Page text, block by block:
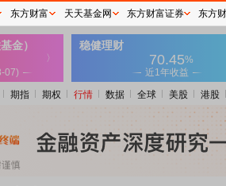
期指 期权 行情 数据 全球 美股 港股
东方财富 天天基金网 东方财富证券 东方